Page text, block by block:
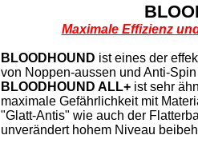
Maximale Effizienz
BLOODHOUND ist eines der
von Noppen-aussen und Anti-
BLOODHOUND ALL+ ist sehr
maximale Gefährlichkeit mit
"Glatt-Antis" wie auch der
unverändert hohem Niveau